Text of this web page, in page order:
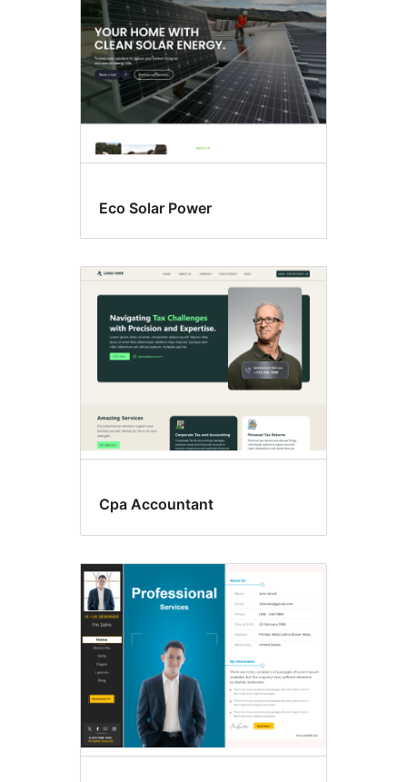
Eco Solar Power
Cpa Accountant